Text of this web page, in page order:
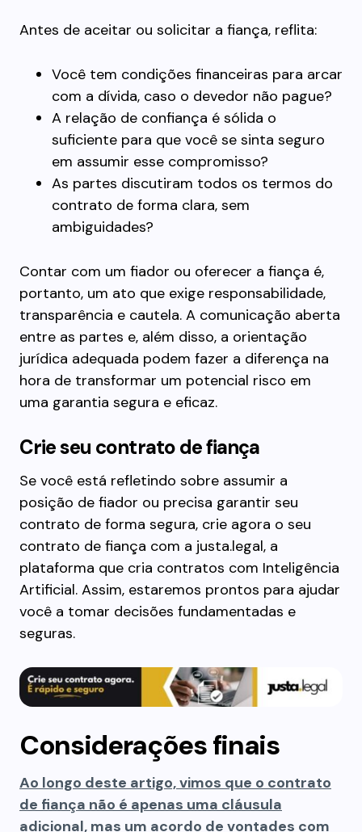
Antes de aceitar ou solicitar a fiança, reflita:
Você tem condições financeiras para arcar
com a dívida, caso o devedor não pague?
A relação de confiança é sólida o
suficiente para que você se sinta seguro
em assumir esse compromisso?
As partes discutiram todos os termos do
contrato de forma clara, sem
ambiguidades?
Contar com um fiador ou oferecer a fiança é,
portanto, um ato que exige responsabilidade,
transparência e cautela. A comunicação aberta
entre as partes e, além disso, a orientação
jurídica adequada podem fazer a diferença na
hora de transformar um potencial risco em
uma garantia segura e eficaz.
Crie seu contrato de fiança
Se você está refletindo sobre assumir a
posição de fiador ou precisa garantir seu
contrato de forma segura, crie agora o seu
contrato de fiança com a justa.legal, a
plataforma que cria contratos com Inteligência
Artificial. Assim, estaremos prontos para ajudar
você a tomar decisões fundamentadas e
seguras.
Considerações finais
Ao longo deste artigo, vimos que o contrato
de fiança não é apenas uma cláusula
adicional, mas um acordo de vontades com